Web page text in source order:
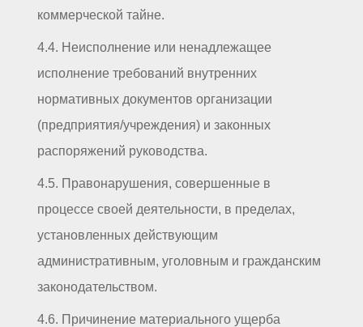
коммерческой тайне.
4.4. Неисполнение или ненадлежащее
исполнение требований внутренних
нормативных документов организации
(предприятия/учреждения) и законных
распоряжений руководства.
4.5. Правонарушения, совершенные в
процессе своей деятельности, в пределах,
установленных действующим
административным, уголовным и гражданским
законодательством.
4.6. Причинение материального ущерба